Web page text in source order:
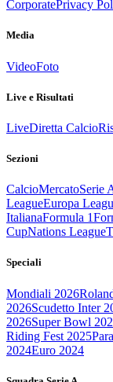
CorporatePrivacy
Media
VideoFoto
Live e Risultati
LiveDiretta Calcio
Sezioni
CalcioMercatoSerie
LeagueEuropa
ItalianaFormula 1
CupNations League
Speciali
Mondiali 2026
2026Scudetto Inter
2026Super Bowl
Riding Fest 2025
2024Euro 2024